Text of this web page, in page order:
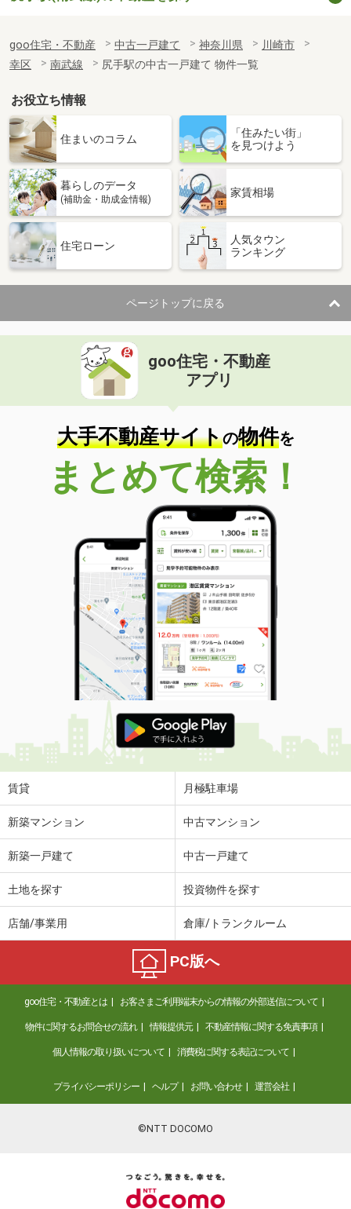
goo住宅・不動産 中古一戸建て 神奈川県
川崎市
幸区
南武線 尻手駅の中古一戸建て 物件一覧
お役立ち情報
住まいのコラム
「住みたい街」
を見つけよう
暮らしのデータ
(補助金・助成金情報)
家賃相場
住宅ローン
人気タウン
ランキング
ページトップに戻る
goo住宅・不動産
アプリ
大手不動産サイトの物件を
まとめて検索！
賃貸 月極駐車場
新築マンション 中古マンション
新築一戸建て 中古一戸建て
土地を探す 投資物件を探す
店舗/事業用 倉庫/トランクルーム
PC版へ
goo住宅・不動産とは お客さまご利用端末からの情報の外部送信について
物件に関するお問合せの流れ 情報提供元 不動産情報に関する免責事項
個人情報の取り扱いについて 消費税に関する表記について
プライバシーポリシー ヘルプ お問い合わせ 運営会社
©NTT DOCOMO